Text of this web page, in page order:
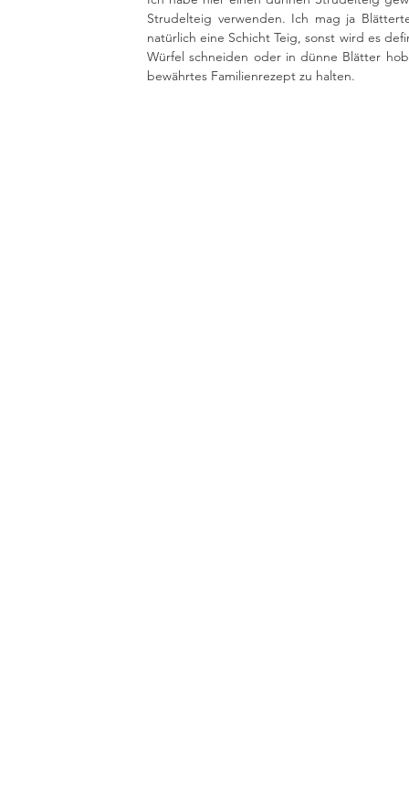
Strudelteig verwenden. Ich mag ja
natürlich eine Schicht Teig, sonst wird es
Würfel schneiden oder in dünne Blätter
bewährtes Familienrezept zu halten.